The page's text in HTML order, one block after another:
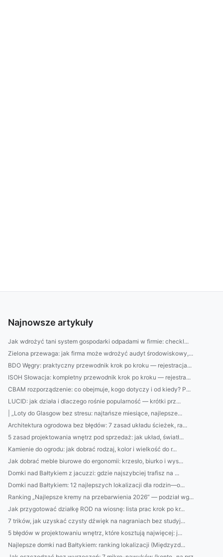
Najnowsze artykuły
Jak wdrożyć tani system gospodarki odpadami w firmie: checkl...
Zielona przewaga: jak firma może wdrożyć audyt środowiskowy,...
BDO Węgry: praktyczny przewodnik krok po kroku — rejestracja...
ISOH Słowacja: kompletny przewodnik krok po kroku — rejestra...
CBAM rozporządzenie: co obejmuje, kogo dotyczy i od kiedy? P...
LUCID: jak działa i dlaczego rośnie popularność — krótki prz...
| „Loty do Glasgow bez stresu: najtańsze miesiące, najlepsze...
Architektura ogrodowa bez błędów: 7 zasad układu ścieżek, ra...
5 zasad projektowania wnętrz pod sprzedaż: jak układ, światł...
Kamienie do ogrodu: jak dobrać rodzaj, kolor i wielkość do r...
Jak dobrać meble biurowe do ergonomii: krzesło, biurko i wys...
Domki nad Bałtykiem z jacuzzi: gdzie najszybciej trafisz na ...
Domki nad Bałtykiem: 12 najlepszych lokalizacji dla rodzin—o...
Ranking „Najlepsze kremy na przebarwienia 2026” — podział wg...
Jak przygotować działkę ROD na wiosnę: lista prac krok po kr...
7 trików, jak uzyskać czysty dźwięk na nagraniach bez studyj...
5 błędów w projektowaniu wnętrz, które kosztują najwięcej: j...
Najlepsze domki nad Bałtykiem: ranking lokalizacji (Międzyzd...